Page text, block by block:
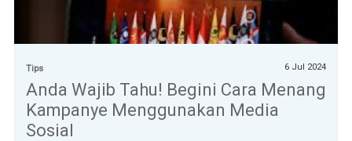
Tips 6 Jul 2024
Anda Wajib Tahu! Begini Cara Menang
Kampanye Menggunakan Media
Sosial